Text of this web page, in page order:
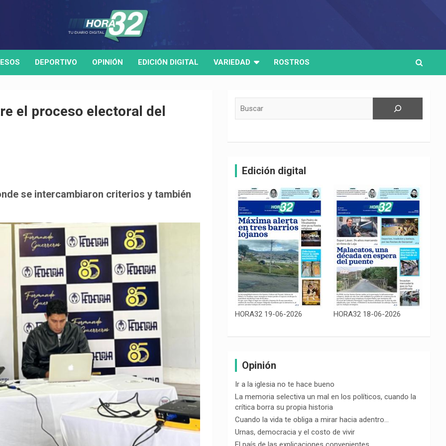
DEPORTIVO OPINIÓN EDICIÓN DIGITAL VARIEDAD ROSTROS
el proceso electoral del
se intercambiaron criterios y también
Edición digital
HORA32 19-06-2026 HORA32 18-06-2026
Opinión
Ir a la iglesia no te hace bueno
La memoria selectiva un mal en los políticos, cuando la
crítica borra su propia historia
Cuando la vida te obliga a mirar hacia adentro…
Urnas, democracia y el costo de vivir